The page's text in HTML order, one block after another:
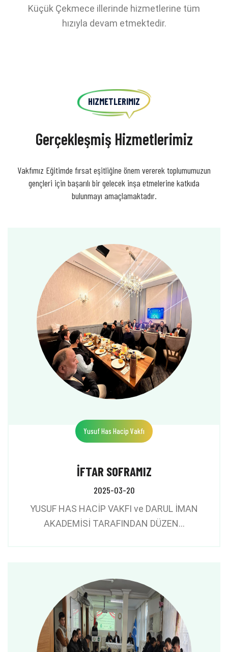
Küçük Çekmece illerinde hizmetlerine tüm
hızıyla devam etmektedir.
HIZMETLERIMIZ
Gerçekleşmiş Hizmetlerimiz
Vakfımız Eğitimde fırsat eşitliğine önem vererek toplumumuzun
gençleri için başarılı bir gelecek inşa etmelerine katkıda
bulunmayı amaçlamaktadır.
Yusuf Has Hacip Vakfı
İFTAR SOFRAMIZ
2025-03-20
AKADEMİSİ TARAFINDAN DÜZEN…